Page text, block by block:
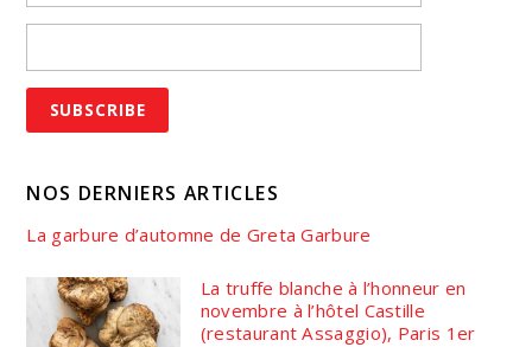
NOS DERNIERS ARTICLES
La garbure d’automne de Greta Garbure
La truffe blanche à l’honneur en
novembre à l’hôtel Castille
(restaurant Assaggio), Paris 1er